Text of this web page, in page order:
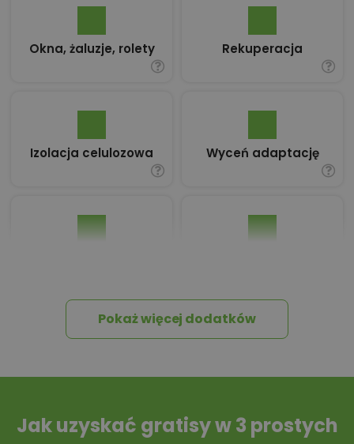
Okna, żaluzje, rolety Rekuperacja
Izolacja celulozowa Wyceń adaptację
Tablica informacyjna
Przydomowa
Pokaż więcej dodatków
Jak uzyskać gratisy w 3 prostych